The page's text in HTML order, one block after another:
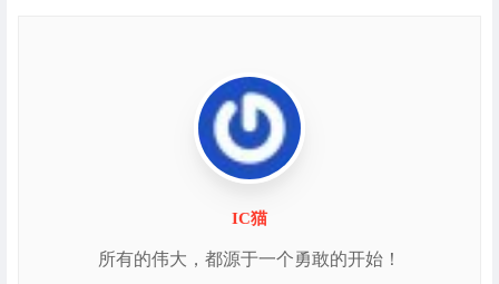
IC猫
所有的伟大，都源于一个勇敢的开始！